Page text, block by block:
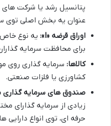
پتانسیل رشد یا شرکت های
عنوان یه بخش اصلی توی
اوراق قرضه «I»:
یه نوع خاص
برای محافظت سرمایه
کالاها: سرمایه گذاری روی
کشاورزی یا فلزات صنعتی.
صندوق های سرمایه گذاری
زیادی از سرمایه گذارای
حرفه ای، توی انواع